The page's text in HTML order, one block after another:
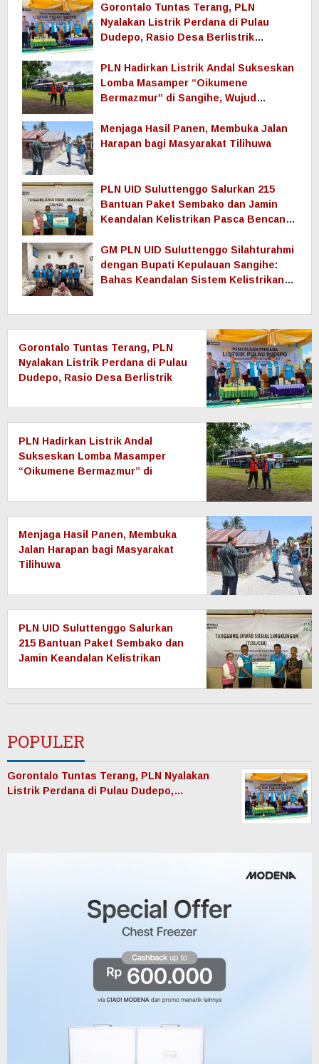
Gorontalo Tuntas Terang, PLN
Nyalakan Listrik Perdana di Pulau
Dudepo, Rasio Desa Berlistrik
PLN Hadirkan Listrik Andal Sukseskan
Lomba Masamper “Oikumene
Bermazmur” di Sangihe, Wujud
Kebersamaan
Menjaga Hasil Panen, Membuka Jalan
Harapan bagi Masyarakat Tilihuwa
PLN UID Suluttenggo Salurkan 215
Bantuan Paket Sembako dan Jamin
Keandalan Kelistrikan Pasca Bencana
GM PLN UID Suluttenggo Silahturahmi
dengan Bupati Kepulauan Sangihe:
Bahas Keandalan Sistem Kelistrikan
Gorontalo Tuntas Terang, PLN
Nyalakan Listrik Perdana di Pulau
Dudepo, Rasio Desa Berlistrik
Persen
PLN Hadirkan Listrik Andal
Sukseskan Lomba Masamper
“Oikumene Bermazmur” di
Pelestarian Budaya dan
Kebersamaan
Menjaga Hasil Panen, Membuka
Jalan Harapan bagi Masyarakat
Tilihuwa
PLN UID Suluttenggo Salurkan
215 Bantuan Paket Sembako dan
Jamin Keandalan Kelistrikan
POPULER
Gorontalo Tuntas Terang, PLN Nyalakan
Listrik Perdana di Pulau Dudepo,…